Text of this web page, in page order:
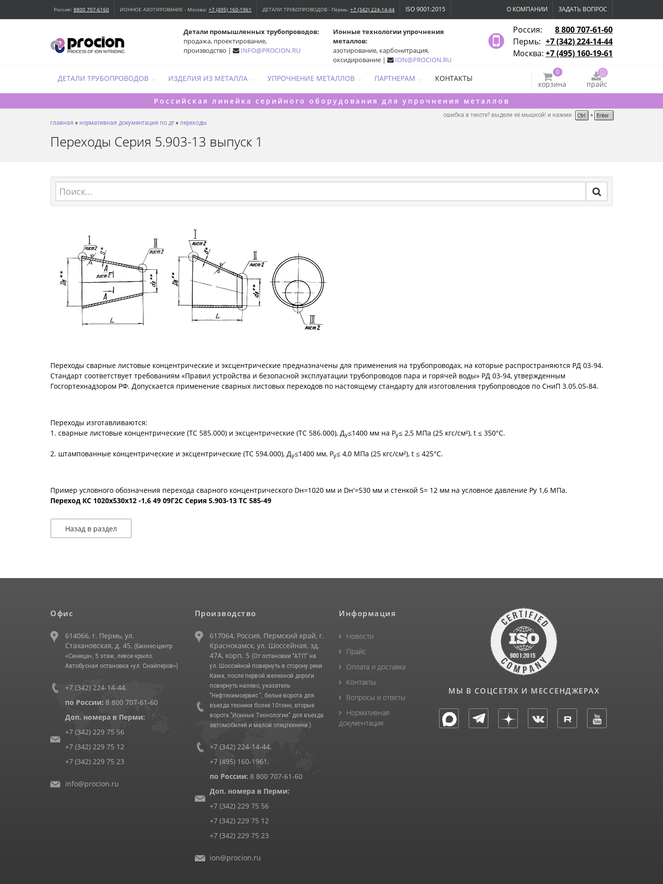
О КОМПАНИИ ЗАДАТЬ ВОПРОС
Россия: 8800 707-6160 ИОННОЕ АЗОТИРОВАНИЕ - Москва: +7 (495) 160-1961 ДЕТАЛИ ТРУБОПРОВОДОВ - Пермь: +7 (342) 224-14-44 ISO 9001:2015
Россия:
8 800 707-61-60
Пермь: +7 (342) 224-14-44
Москва: +7 (495) 160-19-61
Ионные технологии упрочнения
металлов:
азотирование, карбонитрация,
оксидирование |
ION@PROCION.RU
Детали промышленных трубопроводов:
продажа, проектирование,
производство |
INFO@PROCION.RU
ДЕТАЛИ ТРУБОПРОВОДОВ ИЗДЕЛИЯ ИЗ МЕТАЛЛА УПРОЧНЕНИЕ МЕТАЛЛОВ ПАРТНЕРАМ КОНТАКТЫ
0
корзина
прайс
Российская линейка серийного оборудования для упрочнения металлов
ошибка в тексте? выдели её мышкой! и нажми
главная » нормативная документация по дт » переходы
Переходы Серия 5.903-13 выпуск 1
Переходы сварные листовые концентрические и эксцентрические предназначены для применения на трубопроводах, на которые распространяются РД 03-94.
Стандарт соответствует требованиям «Правил устройства и безопасной эксплуатации трубопроводов пара и горячей воды» РД 03-94, утвержденным
Госгортехнадзором РФ. Допускается применение сварных листовых переходов по настоящему стандарту для изготовления трубопроводов по СниП 3.05.05-84.
Переходы изготавливаются:
1. сварные листовые концентрические (ТС 585.000) и эксцентрические (ТС 586.000), Ду≤1400 мм на Ру≤ 2,5 МПа (25 кгс/см²), t ≤ 350°C.
2. штампованные концентрические и эксцентрические (ТС 594.000), Ду≤1400 мм, Ру≤ 4,0 МПа (25 кгс/см²), t ≤ 425°C.
Пример условного обозначения перехода сварного концентрического Dн=1020 мм и Dн'=530 мм и стенкой S= 12 мм на условное давление Рy 1,6 МПа.
Переход КС 1020х530х12 -1,6 49 09Г2С Серия 5.903-13 ТС 585-49
Назад в раздел
Офис
614066, г. Пермь, ул.
Стахановская, д. 45, (Бизнес-центр
«Синица», 5 этаж, левое крыло.
Автобусная остановка «ул. Снайперов»)
+7 (342) 224-14-44,
по России: 8 800 707-61-60
Доп. номера в Перми:
+7 (342) 229 75 56
+7 (342) 229 75 12
+7 (342) 229 75 23
info@procion.ru
Производство
617064, Россия, Пермский край, г.
Краснокамск, ул. Шоссейная, зд.
47А, корп. 5 (От остановки "АТП" на
ул. Шоссейной повернуть в сторону реки
Кама, после первой железной дороги
повернуть налево, указатель
"Нефтехимсервис ", белые ворота для
въезда техники более 10тонн, вторые
ворота "Ионные Технологии" для въезда
автомобилей и малой спецтехники.)
+7 (342) 224-14-44,
+7 (495) 160-1961 ,
по России: 8 800 707-61-60
Доп. номера в Перми:
+7 (342) 229 75 56
+7 (342) 229 75 12
+7 (342) 229 75 23
ion@procion.ru
Информация
Новости
Прайс
Оплата и доставка
Контакты
Вопросы и ответы
Нормативная
документация
МЫ В СОЦСЕТЯХ И МЕССЕНДЖЕРАХ